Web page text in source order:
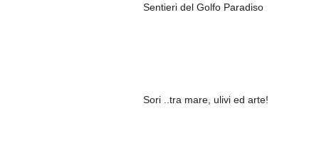
Sentieri del Golfo Paradiso
Sori ..tra mare, ulivi ed arte!